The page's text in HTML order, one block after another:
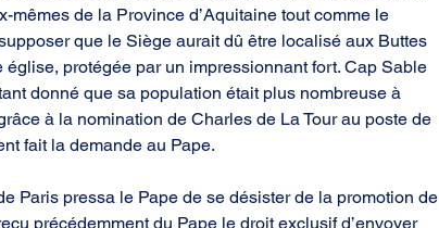
de la Province d’Aquitaine tout comme le
que le Siège aurait dû être localisé aux Buttes
protégée par un impressionnant fort. Cap Sable
donné que sa population était plus nombreuse à
à la nomination de Charles de La Tour au poste de
fait la demande au Pape.
Paris pressa le Pape de se désister de la promotion de
précédemment du Pape le droit exclusif d’envoyer